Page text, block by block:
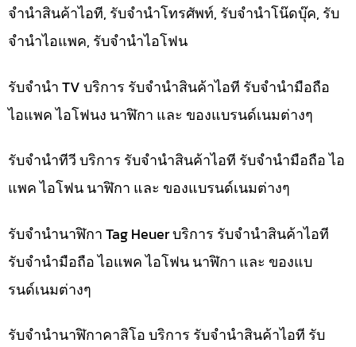
จำนำสินค้าไอที, รับจำนำโทรศัพท์, รับจำนำโน๊ดบุ๊ค, รับ
จำนำไอแพค, รับจำนำไอโฟน
รับจำนำ TV บริการ รับจำนำสินค้าไอที รับจำนำมือถือ
ไอแพค ไอโฟนง นาฬิกา และ ของแบรนด์เนมต่างๆ
รับจำนำทีวี บริการ รับจำนำสินค้าไอที รับจำนำมือถือ ไอ
แพค ไอโฟน นาฬิกา และ ของแบรนด์เนมต่างๆ
รับจำนำนาฬิกา Tag Heuer บริการ รับจำนำสินค้าไอที
รับจำนำมือถือ ไอแพค ไอโฟน นาฬิกา และ ของแบ
รนด์เนมต่างๆ
รับจำนำนาฬิกาคาสิโอ บริการ รับจำนำสินค้าไอที รับ